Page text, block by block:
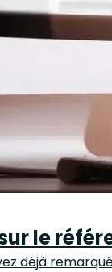
le
déjà